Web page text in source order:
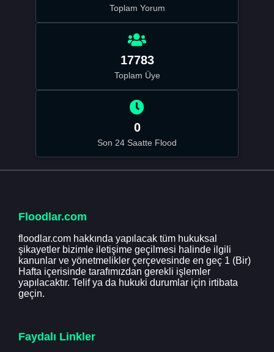
Toplam Yorum
17783
Toplam Üye
0
Son 24 Saatte Flood
Floodlar.com
floodlar.com hakkında yapılacak tüm hukuksal
şikayetler bizimle iletişime geçilmesi halinde ilgili
kanunlar ve yönetmelikler çerçevesinde en geç 1 (Bir)
Hafta içerisinde tarafımızdan gerekli işlemler
yapılacaktır. Telif ya da hukuki durumlar için irtibata
geçin.
Faydalı Linkler